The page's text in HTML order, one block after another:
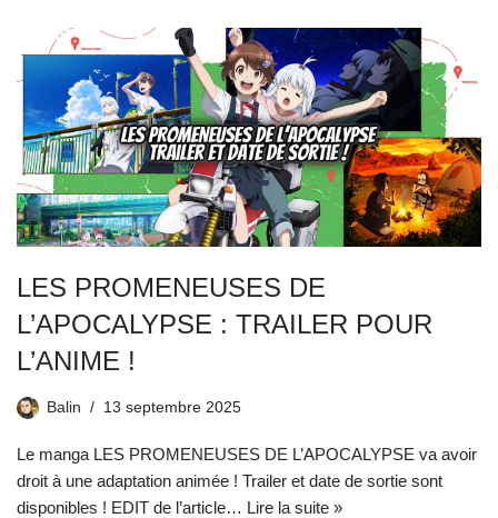
LES PROMENEUSES DE
L’APOCALYPSE : TRAILER POUR
L’ANIME !
Balin 13 septembre 2025
Le manga LES PROMENEUSES DE L’APOCALYPSE va avoir
droit à une adaptation animée ! Trailer et date de sortie sont
disponibles ! EDIT de l’article… Lire la suite »